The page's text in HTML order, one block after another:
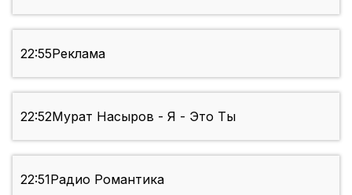
22:55Реклама
22:52Мурат Насыров - Я - Это Ты
22:51Радио Романтика